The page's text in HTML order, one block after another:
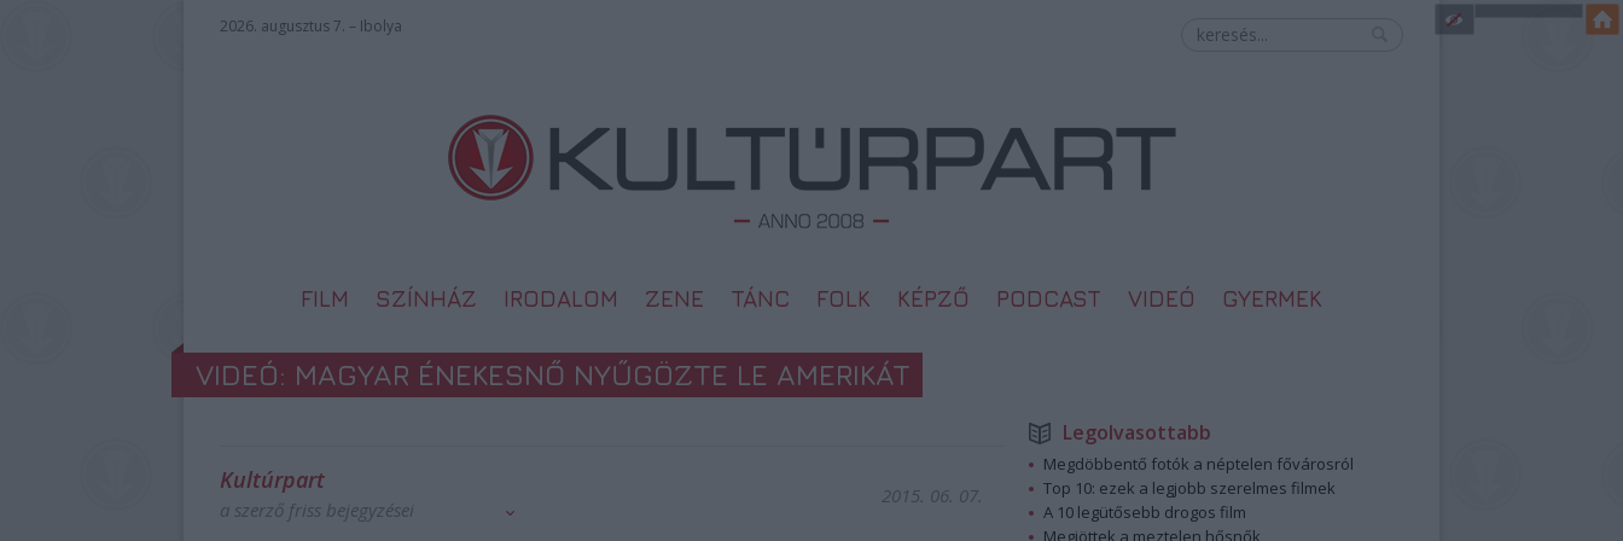
2026. augusztus 7. – Ibolya
FILM SZÍNHÁZ IRODALOM ZENE TÁNC FOLK KÉPZŐ PODCAST VIDEÓ GYERMEK
VIDEÓ: MAGYAR ÉNEKESNŐ NYŰGÖZTE LE AMERIKÁT
Kultúrpart
a szerző friss bejegyzései
2015. 06. 07.
Legolvasottabb
Megdöbbentő fotók a néptelen fővárosról
Top 10: ezek a legjobb szerelmes filmek
A 10 legütősebb drogos film
Megjöttek a meztelen hősnők